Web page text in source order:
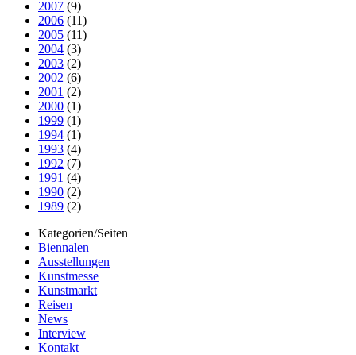
2007 (9)
2006 (11)
2005 (11)
2004 (3)
2003 (2)
2002 (6)
2001 (2)
2000 (1)
1999 (1)
1994 (1)
1993 (4)
1992 (7)
1991 (4)
1990 (2)
1989 (2)
Kategorien/Seiten
Biennalen
Ausstellungen
Kunstmesse
Kunstmarkt
Reisen
News
Interview
Kontakt